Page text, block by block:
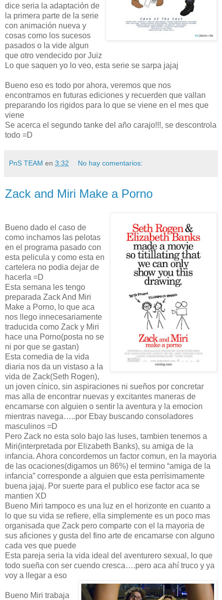
dice seria la adaptación de
la primera parte de la serie
con animación nueva y
cosas como los sucesos
pasados o la vide algun
que otro vendecido por Juiz
Lo que saquen yo lo veo, esta serie se sarpa jajaj
Bueno eso es todo por ahora, veremos que nos
encontramos en futuras ediciones y recuerden que vallan
preparando los rigidos para lo que se viene en el mes que
viene
Se acerca el segundo tanke del año carajo!!!, se descontrola
todo =D
PnS TEAM en 3:32 No hay comentarios:
Zack and Miri Make a Porno
Bueno dado el caso de
como inchamos las pelotas
en el programa pasado con
esta pelicula y como esta en
cartelera no podia dejar de
hacerla =D
Esta semana les tengo
preparada Zack And Miri
Make a Porno, lo que aca
nos llego innecesariamente
traducida como Zack y Miri
hace una Porno(posta no se
ni por que se gastan)
Esta comedia de la vida
diaria nos da un vistaso a la
vida de Zack(Seth Rogen),
un joven cínico, sin aspiraciones ni sueños por concretar
mas alla de encontrar nuevas y excitantes maneras de
encamarse con alguien o sentir la aventura y la emocion
mientras navega…..por Ebay buscando consoladores
masculinos =D
Pero Zack no esta solo bajo las luses, tambien tenemos a
Miri(interpretada por Elizabeth Banks), su amiga de la
infancia. Ahora concordemos un factor comun, en la mayoria
de las ocaciones(digamos un 86%) el termino “amiga de la
infancia” corresponde a alguien que esta perrísimamente
buena jajaj. Por suerte para el publico ese factor aca se
mantien XD
Bueno Miri tampoco es una luz en el horizonte en cuanto a
lo que su vida se refiere, ella simplemente es un poco mas
organisada que Zack pero comparte con el la mayoria de
sus aficiones y gusta del fino arte de encamarse con alguno
cada ves que puede
Esta pareja seria la vida ideal del aventurero sexual, lo que
todo sueña con ser cuendo cresca….pero aca ahí truco y ya
voy a llegar a eso
Bueno Miri trabaja